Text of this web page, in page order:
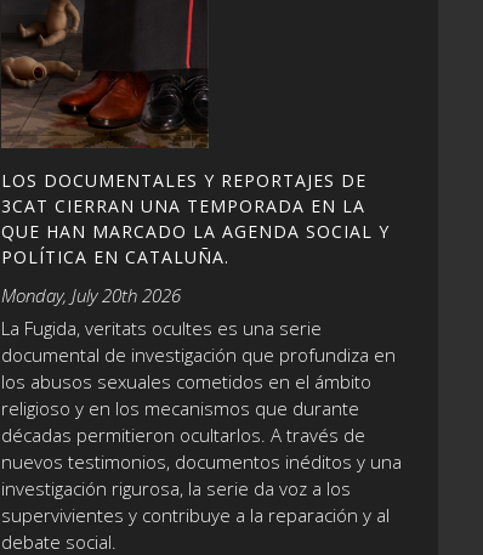
LOS DOCUMENTALES Y REPORTAJES DE
3CAT CIERRAN UNA TEMPORADA EN LA
QUE HAN MARCADO LA AGENDA SOCIAL Y
POLÍTICA EN CATALUÑA.
Monday, July 20th 2026
La Fugida, veritats ocultes es una serie
documental de investigación que profundiza en
los abusos sexuales cometidos en el ámbito
religioso y en los mecanismos que durante
décadas permitieron ocultarlos. A través de
nuevos testimonios, documentos inéditos y una
investigación rigurosa, la serie da voz a los
supervivientes y contribuye a la reparación y al
debate social.